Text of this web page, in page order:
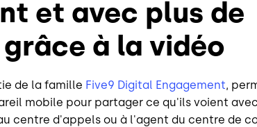
et avec plus de
à la vidéo
de la famille Five9 Digital Engagement,
mobile pour partager ce qu'ils voient
centre d'appels ou à l'agent du centre de